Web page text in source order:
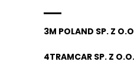
3M POLAND SP. Z
4TRAMCAR SP. Z O.O.